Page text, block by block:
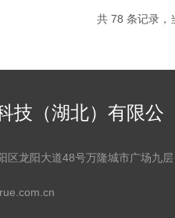
共 78 条记录
技（湖北）有限公
区龙阳大道48号万隆城市广场九层